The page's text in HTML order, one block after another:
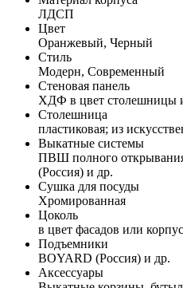
ЛДСП
Цвет
Оранжевый, Черный
Стиль
Модерн, Современный
Стеновая панель
ХДФ в цвет столешницы
Столешница
пластиковая; из
Выкатные системы
ПВШ полного
(Россия) и др.
Сушка для посуды
Хромированная
Цоколь
в цвет фасадов или
Подъемники
BOYARD (Россия) и др.
Аксессуары